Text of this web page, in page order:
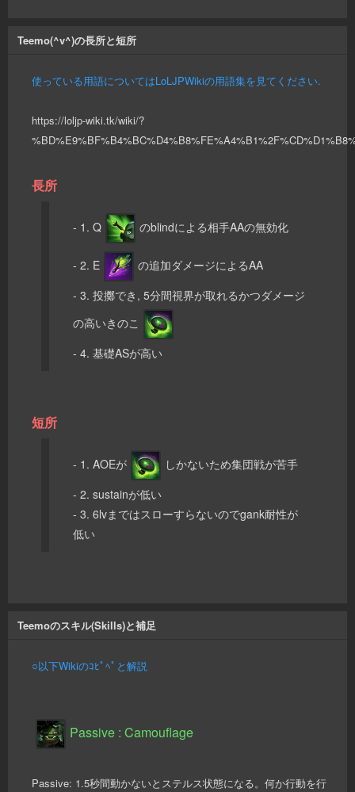
Teemo(^v^)の長所と短所
使っている用語についてはLoLJPWikiの用語集を見てください.
https://loljp-wiki.tk/wiki/?
長所
- 1. Q のblindによる相手AAの無効化
- 2. E
の追加ダメージによるAA
- 3. 投擲でき, 5分間視界が取れるかつダメージ
の高いきのこ
- 4. 基礎ASが高い
短所
- 1. AOEが
しかないため集団戦が苦手
- 2. sustainが低い
- 3. 6lvまではスローすらないのでgank耐性が
低い
Teemoのスキル(Skills)と補足
○以下Wikiのｺﾋﾟﾍﾟと解説
Passive : Camouflage
Passive: 1.5秒間動かないとステルス状態になる。何か行動を行